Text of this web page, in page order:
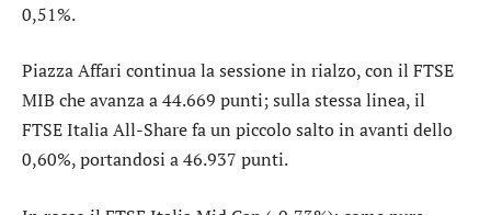
0,51%.
Piazza Affari continua la sessione in rialzo, con il FTSE
MIB che avanza a 44.669 punti; sulla stessa linea, il
FTSE Italia All-Sharefa un piccolo salto in avanti dello
0,60%, portandosi a 46.937 punti.